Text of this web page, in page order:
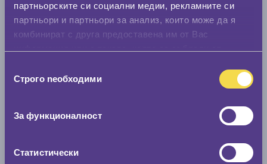
партньорските си социални медии, рекламните си
партньори и партньори за анализ, които може да я
комбинират с друга предоставена им от Вас
наСтрого nеобходими
За функционалност
Статистически
Стар размер
Скоростомер при 100